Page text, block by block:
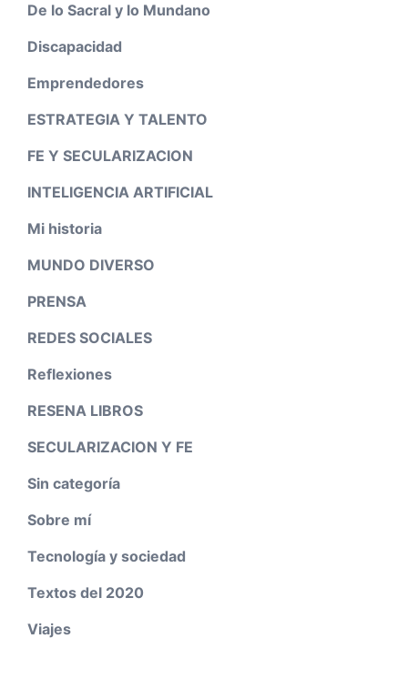
De lo Sacral y lo Mundano
Discapacidad
Emprendedores
ESTRATEGIA Y TALENTO
FE Y SECULARIZACION
INTELIGENCIA ARTIFICIAL
Mi historia
MUNDO DIVERSO
PRENSA
REDES SOCIALES
Reflexiones
RESENA LIBROS
SECULARIZACION Y FE
Sin categoría
Sobre mí
Tecnología y sociedad
Textos del 2020
Viajes